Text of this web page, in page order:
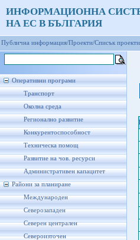
ИНФОРМАЦИОННА
НА ЕС В БЪЛГАРИЯ
Публична информация/Проекти/Списък
Оперативни програми
Транспорт
Околна среда
Регионално развитие
Конкурентоспособност
Техническа помощ
Развитие на чов. ресурси
Административен капацитет
Райони за планиране
Международен
Северозападен
Северен централен
Североизточен